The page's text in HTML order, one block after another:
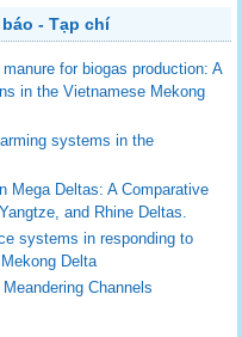
- Tạp chí
for biogas production: A
in the Vietnamese Mekong
systems in the
Mega Deltas: A Comparative
and Rhine Deltas.
systems in responding to
Delta
Channels